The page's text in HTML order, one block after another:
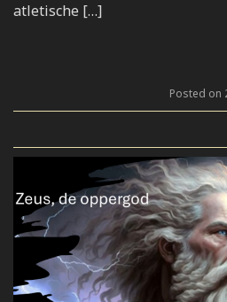
atletische […]
Posted on